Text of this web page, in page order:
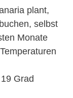
plant,
selbst
Monate
Grad